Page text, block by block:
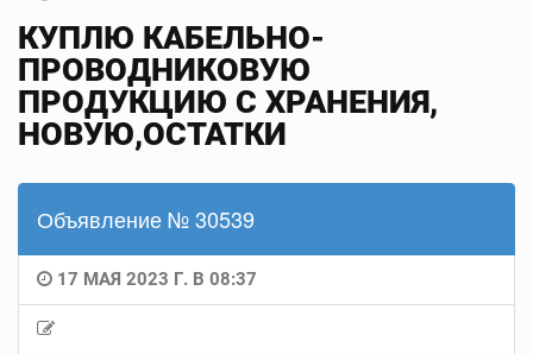
КУПЛЮ КАБЕЛЬНО-
ПРОВОДНИКОВУЮ
ПРОДУКЦИЮ С ХРАНЕНИЯ,
НОВУЮ,ОСТАТКИ
Объявление № 30539
17 МАЯ 2023 Г. В 08:37